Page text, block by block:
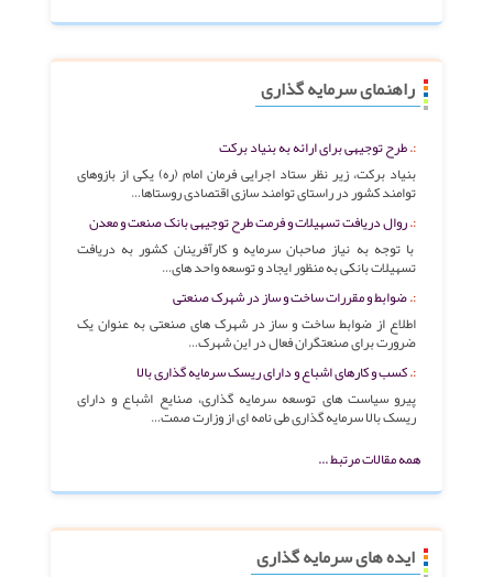
راهنمای سرمایه گذاری
طرح توجیهی برای ارائه به بنیاد برکت
بنیاد برکت، زیر نظر ستاد اجرایی فرمان امام (ره) یکی از بازوهای
توامند کشور در راستای توامند سازی اقتصادی روستاها…
روال دریافت تسهیلات و فرمت طرح توجیهی بانک صنعت و معدن
با توجه به نیاز صاحبان سرمایه و کارآفرینان کشور به دریافت
تسهیلات بانکی به منظور ایجاد و توسعه واحد های…
ضوابط و مقررات ساخت و ساز در شهرک صنعتی
اطلاع از ضوابط ساخت و ساز در شهرک های صنعتی به عنوان یک
ضرورت برای صنعتگران فعال در این شهرک…
کسب و کارهای اشباع و دارای ریسک سرمایه گذاری بالا
پیرو سیاست های توسعه سرمایه گذاری، صنایع اشباع و دارای
ریسک بالا سرمایه گذاری طی نامه ای از وزارت صمت…
همه مقالات مرتبط ...
ایده های سرمایه گذاری